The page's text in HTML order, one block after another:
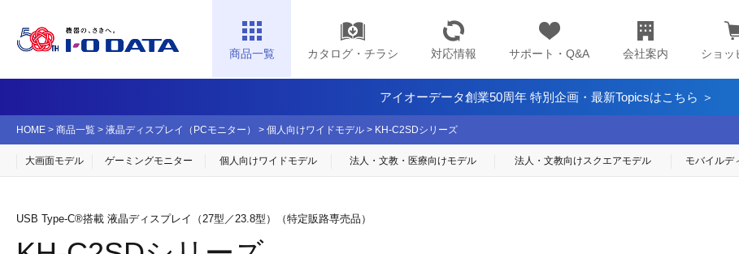
商品一覧 カタログ・チラシ 対応情報 サポート・Q&A 会社案内 ショッ
アイオーデータ創業50周年 特別企画・最新Topicsはこちら ＞
HOME > 商品一覧 > 液晶ディスプレイ（PCモニター） > 個人向けワイドモデル > KH-C2SDシリーズ
大画面モデル ゲーミングモニター 個人向けワイドモデル 法人・文教・医療向けモデル 法人・文教向けスクエアモデル モバイルデ
USB Type-C®搭載 液晶ディスプレイ（27型／23.8型）（特定販路専売品）